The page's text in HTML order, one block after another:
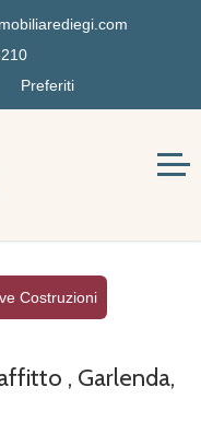
Preferiti
Costruzioni
, Garlenda,